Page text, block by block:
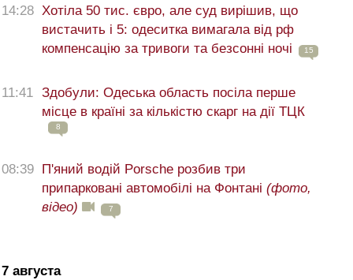
14:28 Хотіла 50 тис. євро, але суд вирішив, що
вистачить і 5: одеситка вимагала від рф
компенсацію за тривоги та безсонні ночі
15
11:41 Здобули: Одеська область посіла перше
місце в країні за кількістю скарг на дії ТЦК
8
08:39
П'яний водій Porsche розбив три
припарковані автомобілі на Фонтані (фото,
відео)
7
7 августа